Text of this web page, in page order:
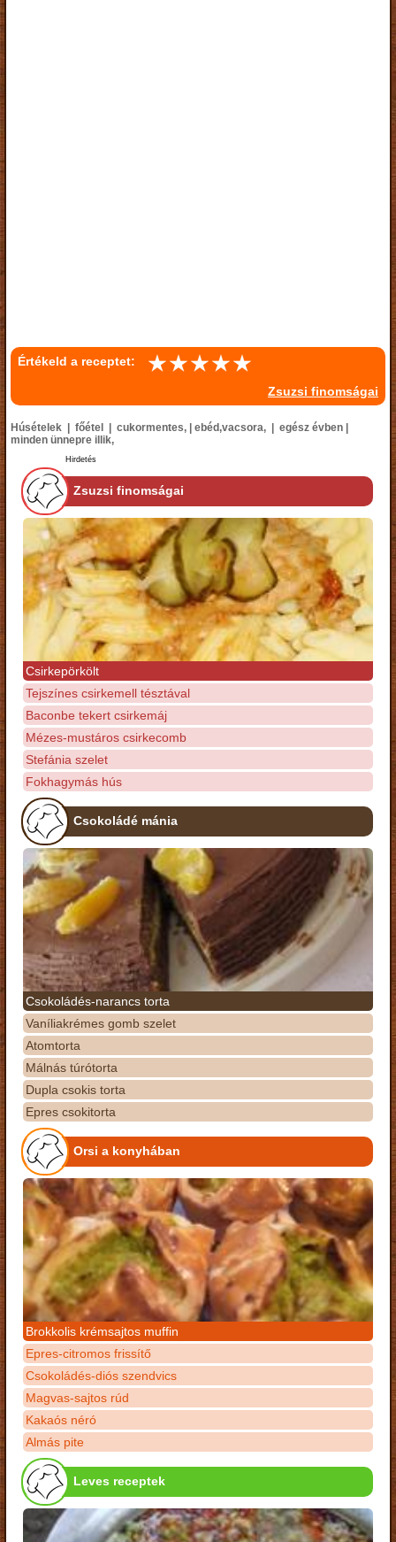
Értékeld a receptet:
Zsuzsi finomságai
Húsételek | főétel | cukormentes, | ebéd,vacsora, | egész évben |
minden ünnepre illik,
Hirdetés
Zsuzsi finomságai
Csirkepörkölt
Tejszínes csirkemell tésztával
Baconbe tekert csirkemáj
Mézes-mustáros csirkecomb
Stefánia szelet
Fokhagymás hús
Csokoládé mánia
Csokoládés-narancs torta
Vaníliakrémes gomb szelet
Atomtorta
Málnás túrótorta
Dupla csokis torta
Epres csokitorta
Orsi a konyhában
Brokkolis krémsajtos muffin
Epres-citromos frissítő
Csokoládés-diós szendvics
Magvas-sajtos rúd
Kakaós néró
Almás pite
Leves receptek